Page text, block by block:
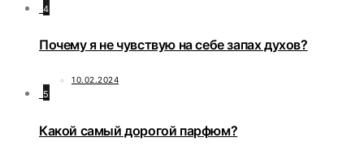
4
Почему я не чувствую на себе запах духов?
10.02.2024
5
Какой самый дорогой парфюм?